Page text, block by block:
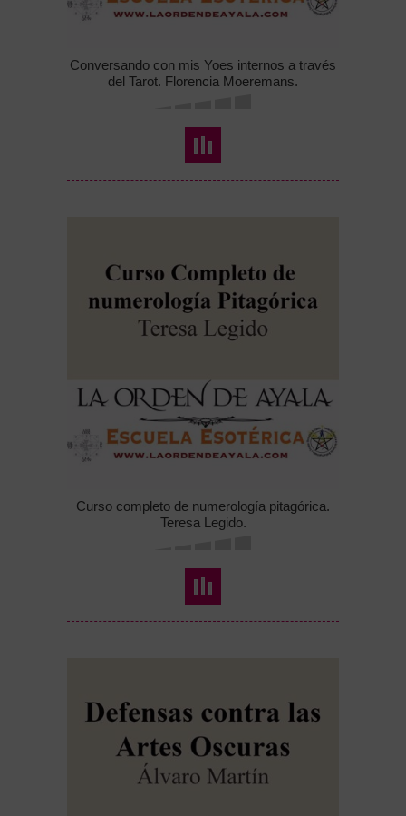
Conversando con mis Yoes internos a través
del Tarot. Florencia Moeremans.
Curso completo de numerología pitagórica.
Teresa Legido.